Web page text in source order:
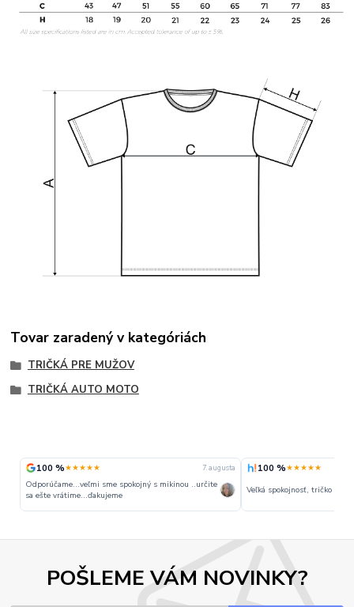
Tovar zaradený v kategóriách
TRIČKÁ PRE MUŽOV
TRIČKÁ AUTO MOTO
100 %★★★★★ 7. augusta
Odporúčame...veľmi sme spokojný s mikinou ..určite
sa ešte vrátime...ďakujeme
100 %★★★★★
Veľká spokojnosť, tričko
POŠLEME VÁM NOVINKY?